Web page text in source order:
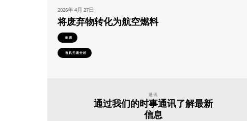
2026年 4月 27日
将废弃物转化为航空燃料
能源
有机元素分析
通讯
通过我们的时事通讯了解最新
信息